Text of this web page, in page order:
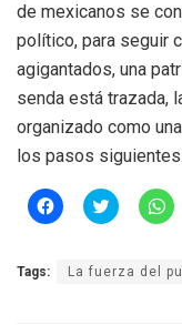
de mexicanos se
político, para seguir
agigantados, una
senda está trazada,
organizado como
los pasos siguientes.
H
a
H
a
i
H
a
i
Tags: La fuerza del